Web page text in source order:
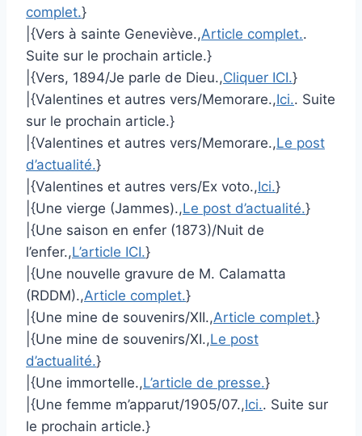
complet.}
|{Vers à sainte Geneviève.,Article complet..
Suite sur le prochain article.}
|{Vers, 1894/Je parle de Dieu.,Cliquer ICI.}
|{Valentines et autres vers/Memorare.,Ici.. Suite
sur le prochain article.}
|{Valentines et autres vers/Memorare.,Le post
d’actualité.}
|{Valentines et autres vers/Ex voto.,Ici.}
|{Une vierge (Jammes).,Le post d’actualité.}
|{Une saison en enfer (1873)/Nuit de
l’enfer.,L’article ICI.}
|{Une nouvelle gravure de M. Calamatta
(RDDM).,Article complet.}
|{Une mine de souvenirs/XII.,Article complet.}
|{Une mine de souvenirs/XI.,Le post
d’actualité.}
|{Une immortelle.,L’article de presse.}
|{Une femme m’apparut/1905/07.,Ici.. Suite sur
le prochain article.}